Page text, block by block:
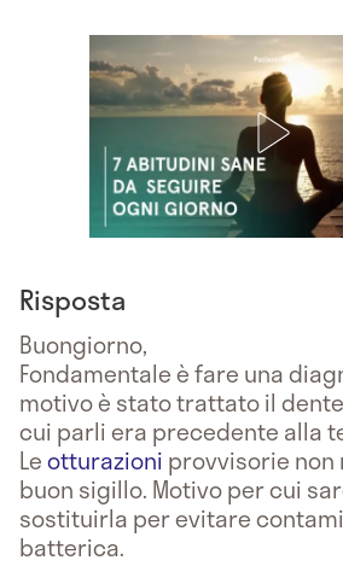
Risposta
Buongiorno,
Fondamentale è fare una
motivo è stato trattato il
cui parli era precedente alla
Leotturazioni provvisorie non
buon sigillo. Motivo per cui
sostituirla per evitare
batterica.